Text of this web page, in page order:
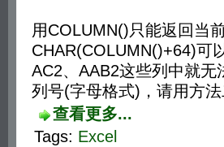
用COLUMN()只能返回当
CHAR(COLUMN()+64)可
AC2、AAB2这些列中就无
列号(字母格式)，请用方法
查看更多...
Tags: Excel